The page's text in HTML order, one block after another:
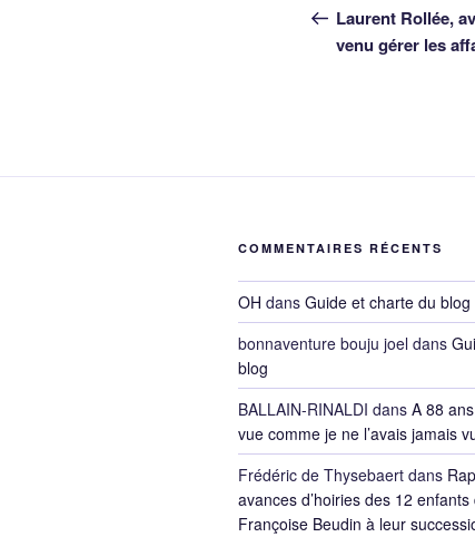
de
l’article
précédent
Laurent Rollée,
venu gérer les
COMMENTAIRES RÉCENTS
OH dans Guide et charte du blog
bonnaventure bouju joel dans
blog
BALLAIN-RINALDI dans A 88
vue comme je ne l’avais jamais
Frédéric de Thysebaert dans
avances d’hoiries des 12
Françoise Beudin à leur